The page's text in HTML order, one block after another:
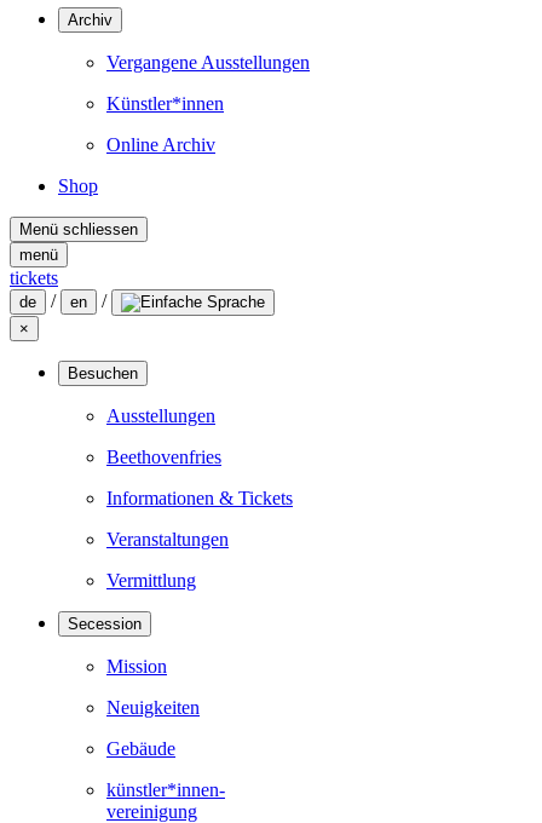
Archiv
Vergangene Ausstellungen
Künstler*innen
Online Archiv
Shop
Menü schliessen
menü
tickets
de / en /
×
Besuchen
Ausstellungen
Beethovenfries
Informationen & Tickets
Veranstaltungen
Vermittlung
Secession
Mission
Neuigkeiten
Gebäude
künstler*innen-
vereinigung